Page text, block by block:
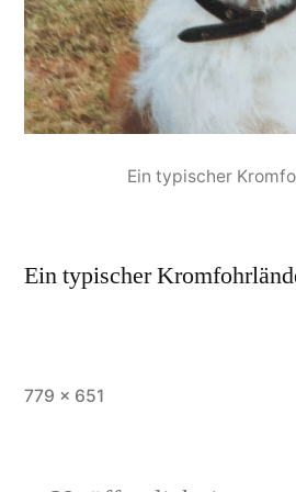
Ein typischer
Ein typischer
779 × 651